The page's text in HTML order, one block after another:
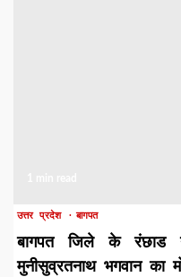
उत्तर प्रदेश बागपत
बागपत जिले के रंछाड
मुनीसुव्रतनाथ भगवान का